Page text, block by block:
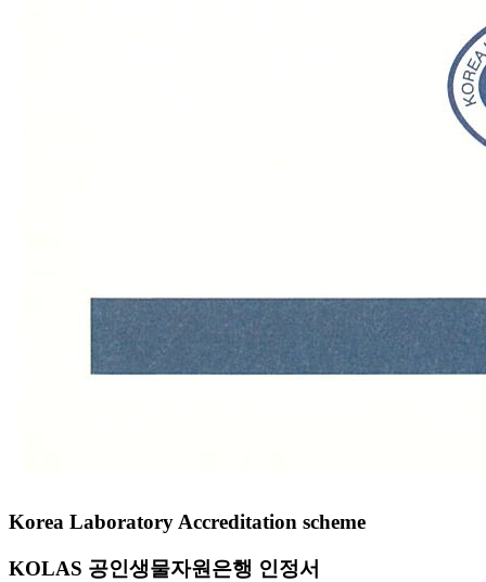
Korea Laboratory Accreditation scheme
KOLAS 공인생물자원은행 인정서